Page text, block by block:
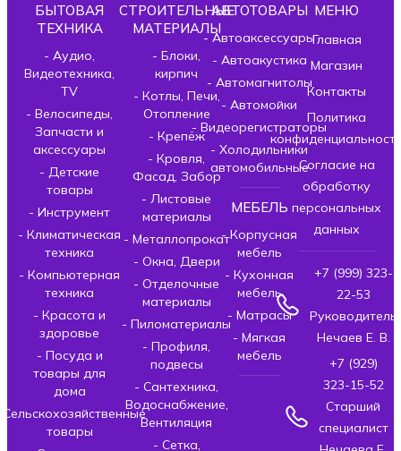
БЫТОВАЯ
ТЕХНИКА
- Аудио,
Видеотехника,
TV
- Велосипеды,
Запчасти и
аксессуары
- Детские
товары
- Инструмент
- Климатическая
техника
- Компьютерная
техника
- Красота и
здоровье
- Посуда и
товары для
дома
товары
СТРОИТЕЛЬНЫЕ
МАТЕРИАЛЫ
- Блоки,
кирпич
- Котлы, Печи,
Отопление
- Крепёж
- Кровля,
Фасад, Забор
- Листовые
материалы
- Металлопрокат
- Окна, Двери
- Отделочные
материалы
- Пиломатериалы
- Профиля,
подвесы
- Сантехника,
Водоснабжение,
Вентиляция
- Сетка,
АВТОТОВАРЫ
- Автоаксессуары
- Автоакустика
- Автомагнитолы
- Автомойки
- Видеорегистраторы
- Холодильники
автомобильные
МЕБЕЛЬ
- Корпусная
мебель
- Кухонная
мебель
- Матрасы
- Мягкая
мебель
МЕНЮ
Главная
Магазин
Контакты
Политика
Согласие на
обработку
персональных
данных
+7 (999) 323-
22-53
Руководитель
Нечаев Е. В.
+7 (929)
323-15-52
Старший
специалист